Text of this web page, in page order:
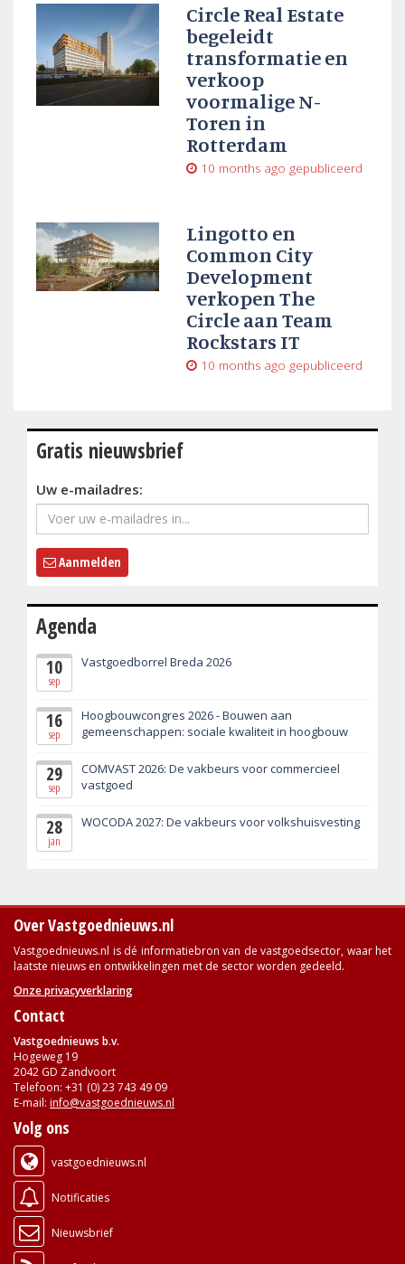
Circle Real Estate
begeleidt
transformatie en
verkoop
voormalige N-
Toren in
Rotterdam
10 months ago gepubliceerd
Lingotto en
Common City
Development
verkopen The
Circle aan Team
Rockstars IT
10 months ago gepubliceerd
Gratis nieuwsbrief
Uw e-mailadres:
Aanmelden
Agenda
10
sep
Vastgoedborrel Breda 2026
16
sep
Hoogbouwcongres 2026 - Bouwen aan
gemeenschappen: sociale kwaliteit in hoogbouw
29
sep
COMVAST 2026: De vakbeurs voor commercieel
vastgoed
28
jan
WOCODA 2027: De vakbeurs voor volkshuisvesting
Over Vastgoednieuws.nl
Vastgoednieuws.nl is dé informatiebron van de vastgoedsector, waar het
laatste nieuws en ontwikkelingen met de sector worden gedeeld.
Onze privacyverklaring
Contact
Vastgoednieuws b.v.
Hogeweg 19
2042 GD Zandvoort
Telefoon: +31 (0) 23 743 49 09
E-mail: info@vastgoednieuws.nl
Volg ons
vastgoednieuws.nl
Notificaties
Nieuwsbrief